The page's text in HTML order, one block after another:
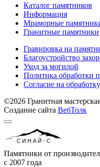
Каталог памятников
Информация
Мраморные
Гранитные памятники
Гравировка на
Благоустройство
Уход за могилой
Политика обработки
Согласие на
©2026 Гранитная
Создание сайта ВебТолк
СИНАЙ-С
Памятники от
с 2007 года